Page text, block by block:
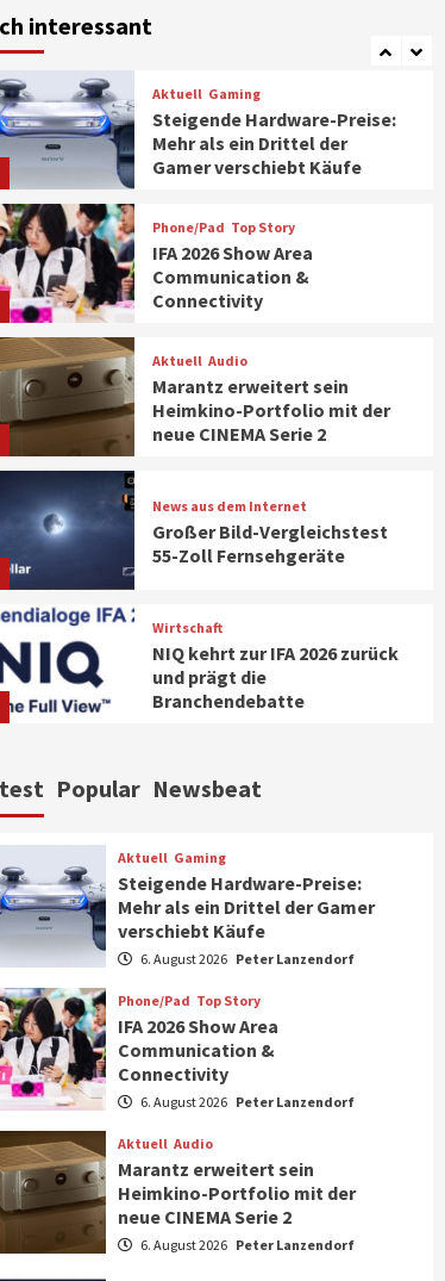
interessantVentilatoren
Aktuell Gaming
Steigende Hardware-Preise:
Mehr als ein Drittel der
Gamer verschiebt Käufe
Phone/Pad Top Story
IFA 2026 Show Area
Communication &
Connectivity
Aktuell Audio
Marantz erweitert sein
Heimkino-Portfolio mit der
neue CINEMA Serie 2
News aus dem Internet
Großer Bild-Vergleichstest
55-Zoll Fernsehgeräte
Wirtschaft
NIQ kehrt zur IFA 2026 zurück
und prägt die
Branchendebatte
CHERRY baut Vertriebsteam
Smart Living Top Story
Verbraucher setzen immer
mehr auf Klimageräte und
Ventilatoren
Aktuell Gaming
Steigende Hardware-Preise:
Mehr als ein Drittel der
Gamer verschiebt Käufe
Phone/Pad Top Story
IFA 2026 Show Area
Communication &
Connectivity
Popular Newsbeat
Aktuell Gaming
Steigende Hardware-Preise:
Mehr als ein Drittel der Gamer
verschiebt Käufe
6. August 2026 Peter Lanzendorf
Phone/Pad Top Story
IFA 2026 Show Area
Communication &
Connectivity
6. August 2026 Peter Lanzendorf
Aktuell Audio
Marantz erweitert sein
Heimkino-Portfolio mit der
neue CINEMA Serie 2
6. August 2026 Peter Lanzendorf